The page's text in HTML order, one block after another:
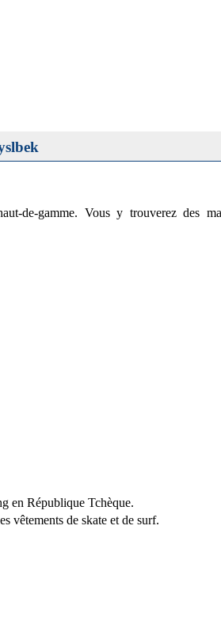
de-gamme. Vous y trouverez des
en République Tchèque.
vêtements de skate et de surf.